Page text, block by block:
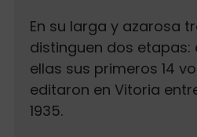
En su larga y azarosa
distinguen dos etapas:
ellas sus primeros 14
editaron en Vitoria
1935.